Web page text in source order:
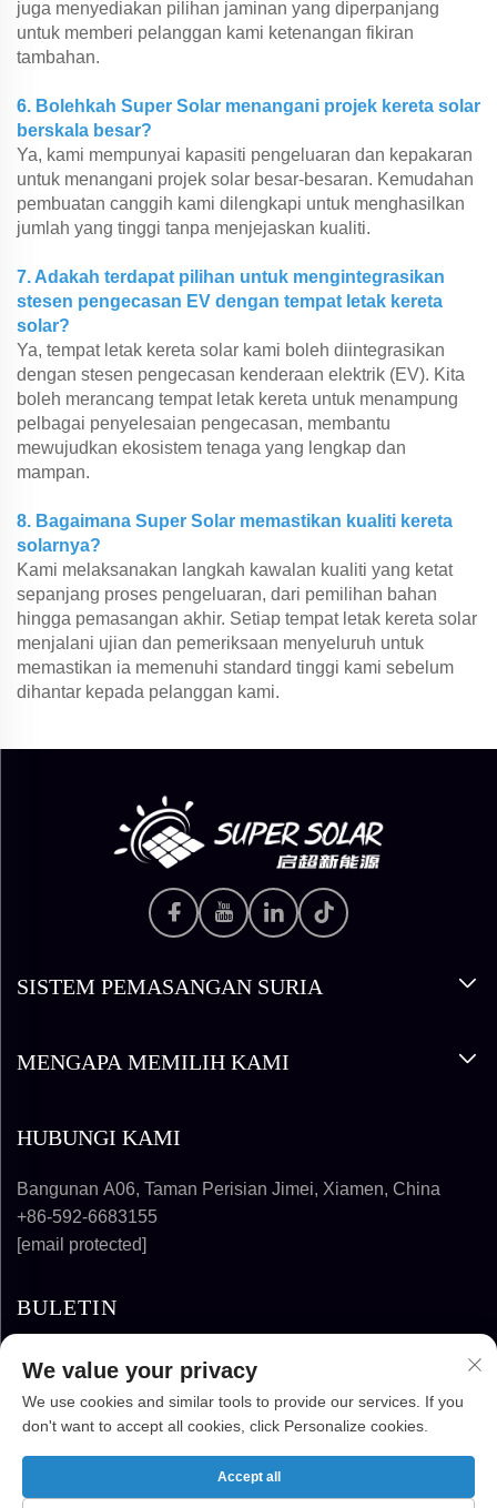
juga menyediakan pilihan jaminan yang diperpanjang
untuk memberi pelanggan kami ketenangan fikiran
tambahan.
6. Bolehkah Super Solar menangani projek kereta solar
berskala besar?
Ya, kami mempunyai kapasiti pengeluaran dan kepakaran
untuk menangani projek solar besar-besaran. Kemudahan
pembuatan canggih kami dilengkapi untuk menghasilkan
jumlah yang tinggi tanpa menjejaskan kualiti.
7. Adakah terdapat pilihan untuk mengintegrasikan
stesen pengecasan EV dengan tempat letak kereta
solar?
Ya, tempat letak kereta solar kami boleh diintegrasikan
dengan stesen pengecasan kenderaan elektrik (EV). Kita
boleh merancang tempat letak kereta untuk menampung
pelbagai penyelesaian pengecasan, membantu
mewujudkan ekosistem tenaga yang lengkap dan
mampan.
8. Bagaimana Super Solar memastikan kualiti kereta
solarnya?
Kami melaksanakan langkah kawalan kualiti yang ketat
sepanjang proses pengeluaran, dari pemilihan bahan
hingga pemasangan akhir. Setiap tempat letak kereta solar
menjalani ujian dan pemeriksaan menyeluruh untuk
memastikan ia memenuhi standard tinggi kami sebelum
dihantar kepada pelanggan kami.
SISTEM PEMASANGAN SURIA
MENGAPA MEMILIH KAMI
HUBUNGI KAMI
Bangunan A06, Taman Perisian Jimei, Xiamen, China
+86-592-6683155
[email protected]
BULETIN
SOLAR ENERGY TECHNOLOGY CO., LTD.
We value your privacy
We use cookies and similar tools to provide our services. If you
don't want to accept all cookies, click Personalize cookies.
Accept all